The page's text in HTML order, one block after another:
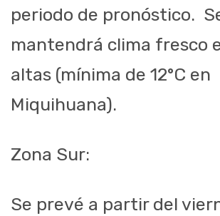
periodo de pronóstico.
mantendrá clima fresco
altas (mínima de 12°C en
Miquihuana).
Zona Sur:
Se prevé a partir del